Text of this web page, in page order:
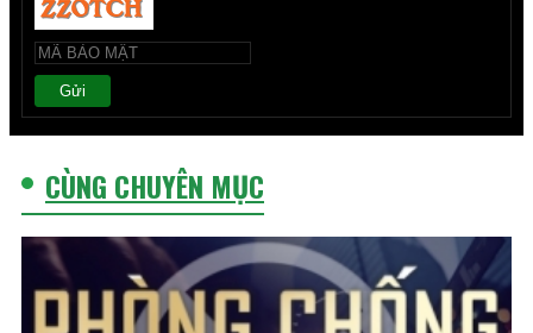
Gửi
CÙNG CHUYÊN MỤC